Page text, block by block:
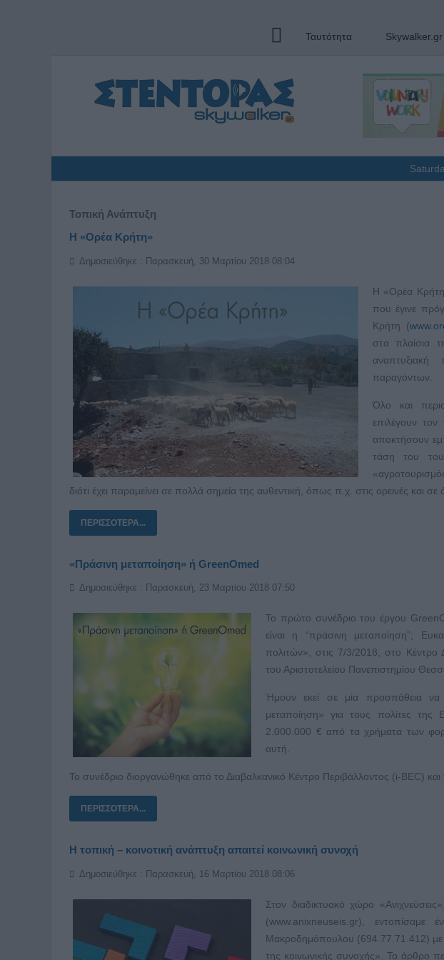
Ταυτότητα Skywalker.gr
Τοπική Ανάπτυξη
Η «Ορέα Κρήτη»
Δημοσιεύθηκε : Παρασκευή, 30 Μαρτίου 2018 08:04
Η «Ορέα
που έγινε
Κρήτη (
στα πλαίσια
παραγόντων.
Όλο και
επιλέγουν
αποκτήσουν
τάση του
διότι έχει παραμείνει σε πολλά σημεία της αυθεντική, όπως π.χ. στις ορεινές και σε
ΠΕΡΙΣΣΌΤΕΡΑ...
«Πράσινη μεταποίηση» ή GreenOmed
Δημοσιεύθηκε : Παρασκευή, 23 Μαρτίου 2018 07:50
Το πρώτο συνέδριο του έργου
είναι η “πράσινη μεταποίηση”;
πολιτών», στις 7/3/2018, στο
του Αριστοτελείου Πανεπιστημίου
Ήμουν εκεί σε μία προσπάθεια να
μεταποίηση» για τους πολίτες
2.000.000 € από τα χρήματα των
αυτή.
Το συνέδριο διοργανώθηκε από το Διαβαλκανικό Κέντρο Περιβάλλοντος (i-BEC)
ΠΕΡΙΣΣΌΤΕΡΑ...
Η τοπική – κοινοτική ανάπτυξη απαιτεί κοινωνική συνοχή
Δημοσιεύθηκε : Παρασκευή, 16 Μαρτίου 2018 08:06
Στον διαδικτυακό χώρο
(www.anixneuseis.gr),
Μακροδημόπουλου (694.77.71.412) με
της κοινωνικής συνοχής». Το άρθρο